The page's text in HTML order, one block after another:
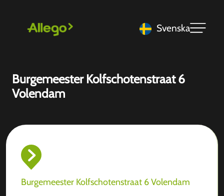
Svenska
Burgemeester Kolfschotenstraat 6
Volendam
Burgemeester Kolfschotenstraat 6 Volendam